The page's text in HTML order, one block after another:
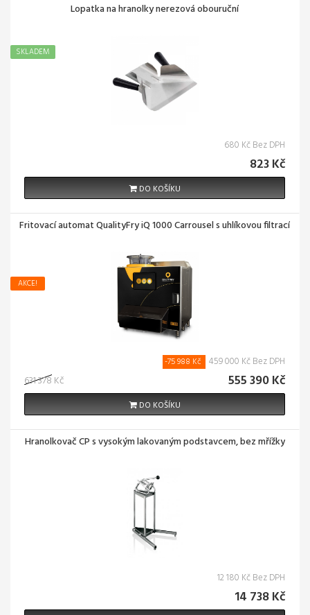
Lopatka na hranolky nerezová obouruční
SKLADEM
680 Kč Bez DPH
823 Kč
DO KOŠÍKU
Fritovací automat QualityFry iQ 1000 Carrousel s uhlíkovou filtrací
AKCE!
631 378 Kč
-75 988 Kč 459 000 Kč Bez DPH
555 390 Kč
DO KOŠÍKU
Hranolkovač CP s vysokým lakovaným podstavcem, bez mřížky
12 180 Kč Bez DPH
14 738 Kč